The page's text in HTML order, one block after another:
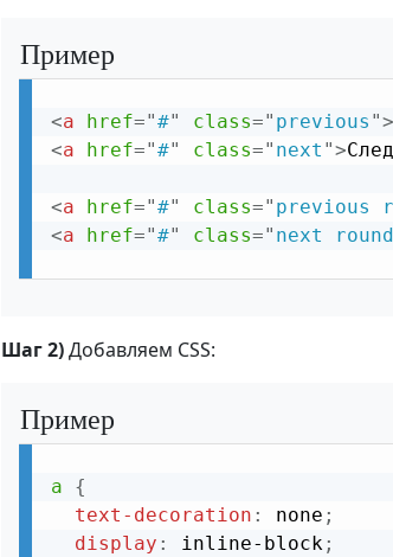
Пример
<a href="#" class=" previous ">
<a href="#" class=" next ">
<a href="#" class=" previous
<a href="#" class=" next round
Шаг 2)Добавляем CSS:
Пример
a
{
text-decoration : none ;
display : inline-block;